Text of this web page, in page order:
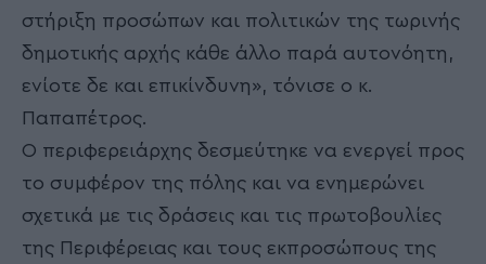
στήριξη προσώπων και πολιτικών της τωρινής
δημοτικής αρχής κάθε άλλο παρά αυτονόητη,
ενίοτε δε και επικίνδυνη», τόνισε ο κ.
Παπαπέτρος.
Ο περιφερειάρχης δεσμεύτηκε να ενεργεί προς
το συμφέρον της πόλης και να ενημερώνει
σχετικά με τις δράσεις και τις πρωτοβουλίες
της Περιφέρειας και τους εκπροσώπους της